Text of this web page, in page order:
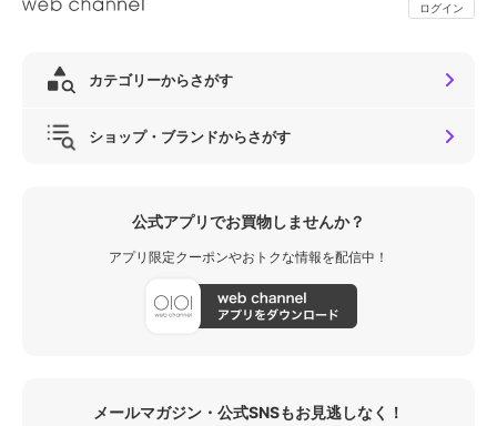
ログイン
カテゴリーからさがす
ショップ・ブランドからさがす
公式アプリでお買物しませんか？
アプリ限定クーポンやおトクな情報を配信中！
メールマガジン・公式SNSもお見逃しなく！